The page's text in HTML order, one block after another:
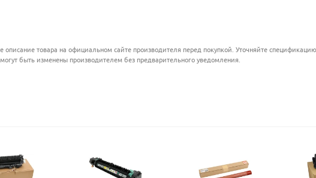
товара на официальном сайте производителя перед покупкой. Уточняйте
быть изменены производителем без предварительного уведомления.